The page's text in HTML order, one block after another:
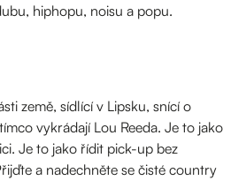
hiphopu, noisu a popu.
země, sídlící v Lipsku, snící o
vykrádají Lou Reeda. Je to jako
Je to jako řídit pick-up bez
a nadechněte se čisté country